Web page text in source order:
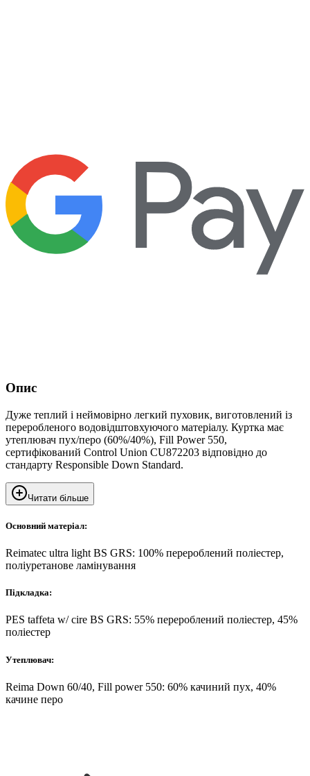
Опис
Дуже теплий і неймовірно легкий пуховик, виготовлений із
переробленого водовідштовхуючого матеріалу. Куртка має
утеплювач пух/перо (60%/40%), Fill Power 550,
сертифікований Control Union CU872203 відповідно до
стандарту Responsible Down Standard.
Читати більше
Основний матеріал:
Reimatec ultra light BS GRS: 100% перероблений поліестер,
поліуретанове ламінування
Підкладка:
PES taffeta w/ cire BS GRS: 55% перероблений поліестер, 45%
поліестер
Утеплювач:
Reima Down 60/40, Fill power 550: 60% качиний пух, 40%
качине перо